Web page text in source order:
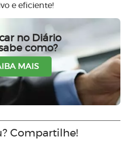
e eficiente!
no Diário
como?
MAIS
Compartilhe!